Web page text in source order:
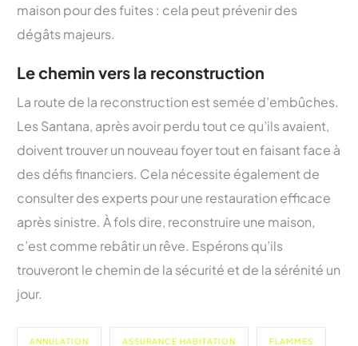
maison pour des fuites : cela peut prévenir des
dégâts majeurs.
Le chemin vers la reconstruction
La route de la reconstruction est semée d’embûches.
Les Santana, après avoir perdu tout ce qu’ils avaient,
doivent trouver un nouveau foyer tout en faisant face à
des défis financiers. Cela nécessite également de
consulter des experts pour une restauration efficace
après sinistre. À fols dire, reconstruire une maison,
c’est comme rebâtir un rêve. Espérons qu’ils
trouveront le chemin de la sécurité et de la sérénité un
jour.
ANNULATION ASSURANCE HABITATION FLAMMES